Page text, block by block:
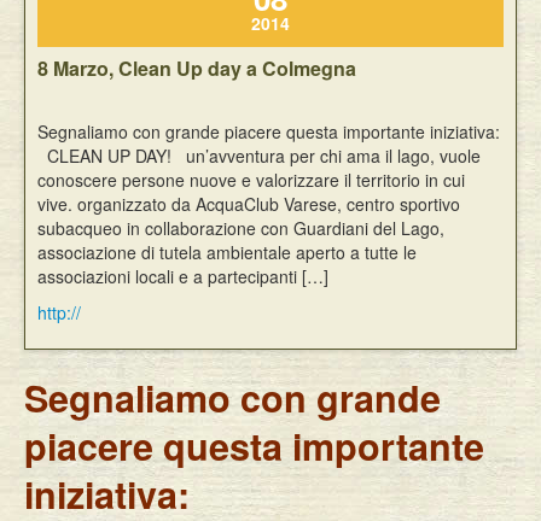
Pubblicazioni
Eventi
2014
8 Marzo, Clean Up day a Colmegna
Segnaliamo con grande piacere questa importante iniziativa:
CLEAN UP DAY! un’avventura per chi ama il lago, vuole
conoscere persone nuove e valorizzare il territorio in cui
vive. organizzato da AcquaClub Varese, centro sportivo
subacqueo in collaborazione con Guardiani del Lago,
associazione di tutela ambientale aperto a tutte le
associazioni locali e a partecipanti […]
http://
Segnaliamo con grande
piacere questa importante
iniziativa: